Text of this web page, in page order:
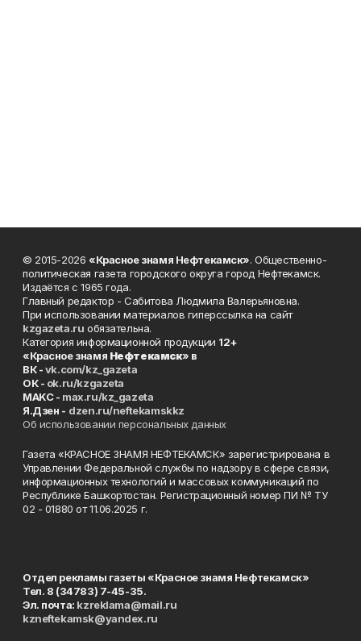
© 2015-2026 «Красное знамя Нефтекамск». Общественно-
политическая газета городского округа город Нефтекамск.
Издаётся с 1965 года.
Главный редактор - Сабитова Людмила Валерьяновна.
При использовании материалов гиперссылка на сайт
kzgazeta.ru обязательна.
Категория информационной продукции 12+
«Красное знамя Нефтекамск» в
ВК -vk.com/kz_gazeta
ОК - ok.ru/kzgazeta
MAKC - max.ru/kz_gazeta
Я.Дзен - dzen.ru/neftekamskkz
Об использовании персональных данных
Газета «КРАСНОЕ ЗНАМЯ НЕФТЕКАМСК» зарегистрирована в
Управлении Федеральной службы по надзору в сфере связи,
информационных технологий и массовых коммуникаций по
Республике Башкортостан. Регистрационный номер ПИ № ТУ
02 - 01880 от 11.06.2025 г.
Отдел рекламы газеты «Красное знамя Нефтекамск»
Тел. 8 (34783) 7-45-35.
Эл. почта: kzreklama@mail.ru
kzneftekamsk@yandex.ru